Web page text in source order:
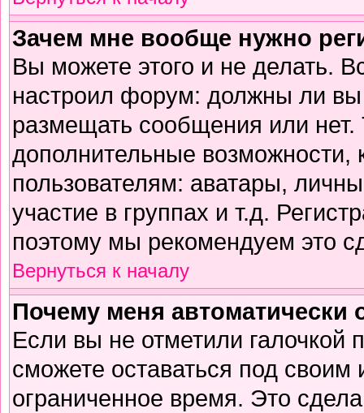
Зачем мне вообще нужно
Вы можете этого и не делать.
настроил форум: должны ли вы
размещать сообщения или
дополнительные
пользователям: аватары,
участие в группах и т.д.
поэтому мы рекомендуем это
Вернуться к началу
Почему меня автоматически
Если вы не отметили галочкой
сможете оставаться под
ограниченное время. Это